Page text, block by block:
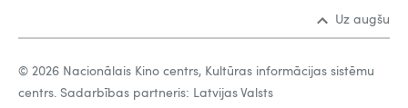
Uz augšu
© 2026 Nacionālais Kino centrs, Kultūras informācijas sistēmu
centrs. Sadarbības partneris: Latvijas Valsts